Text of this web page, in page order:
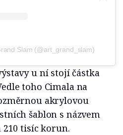
Slam (@art_grand_slam)
u ní stojí částka
toho Cimala na
akrylovou
šablon s názvem
tisíc korun.